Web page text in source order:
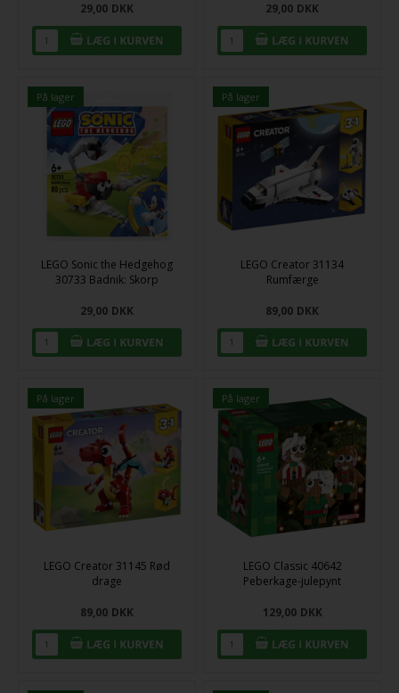
29,00 DKK 29,00 DKK
På lager
LEGO Sonic the Hedgehog
30733 Badnik: Skorp
29,00 DKK
På lager
LEGO Creator 31134
Rumfærge
89,00 DKK
På lager
LEGO Creator 31145 Rød
drage
89,00 DKK
På lager
LEGO Classic 40642
Peberkage-julepynt
129,00 DKK